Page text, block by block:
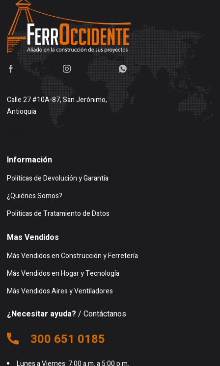
Calle 27 #10A-87, San Jerónimo,
Antioquia
Información
Políticas de Devolución y Garantía
¿Quiénes Somos?
Politicas de Tratamiento de Datos
Mas Vendidos
Más Vendidos en Construcción y Ferretería
Más Vendidos en Hogar y Tecnología
Más Vendidos Aires y Ventiladores
¿Necesitar ayuda? / Contáctanos
300 651 0185
Lunes a Viernes: 7:00 a.m. a 5:00 p.m.